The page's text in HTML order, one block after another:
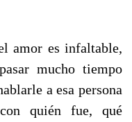
amor es infaltable,
mucho tiempo
a esa persona
con quién fue, qué